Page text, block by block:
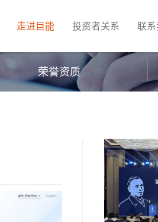
走进巨能 投资者关系 联
荣誉资质